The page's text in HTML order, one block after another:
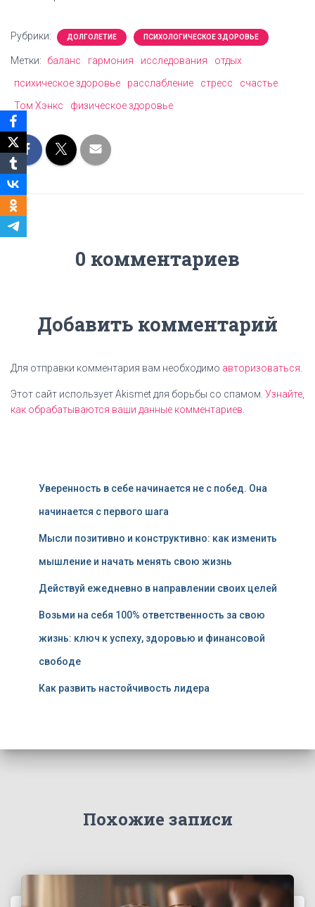
Рубрики: ДОЛГОЛЕТИЕ ПСИХОЛОГИЧЕСКОЕ ЗДОРОВЬЕ
Метки: баланс гармония исследования
отдых
психическое здоровье
расслабление стресс
счастье
Том Хэнкс
физическое здоровье
0 комментариев
Добавить комментарий
Для отправки комментария вам необходимо авторизоваться
Этот сайт использует Akismet для борьбы со спамом. Узнайте,
как обрабатываются ваши данные комментариев
Уверенность в себе начинается не с побед. Она
начинается с первого шага
Мысли позитивно и конструктивно: как изменить
мышление и начать менять свою жизнь
Действуй ежедневно в направлении своих целей
Возьми на себя 100% ответственность за свою
жизнь: ключ к успеху, здоровью и финансовой
свободе
Как развить настойчивость лидера
Похожие записи